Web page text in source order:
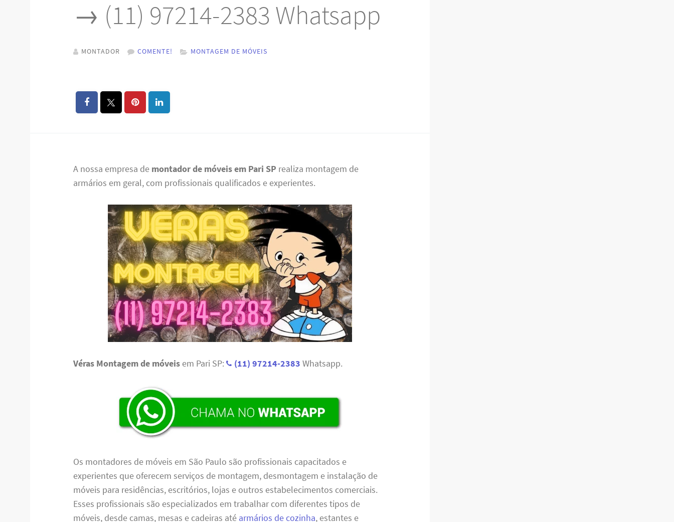
→ (11) 97214-2383 Whatsapp
MONTADOR COMENTE! MONTAGEM DE MÓVEIS
A nossa empresa de montador de móveis em Pari SP realiza montagem de
armários em geral, com profissionais qualificados e experientes.
Véras Montagem de móveis em Pari SP: (11) 97214-2383 Whatsapp.
Os montadores de móveis em São Paulo são profissionais capacitados e
experientes que oferecem serviços de montagem, desmontagem e instalação de
móveis para residências, escritórios, lojas e outros estabelecimentos comerciais.
Esses profissionais são especializados em trabalhar com diferentes tipos de
móveis, desde camas, mesas e cadeiras até armários de cozinha, estantes e